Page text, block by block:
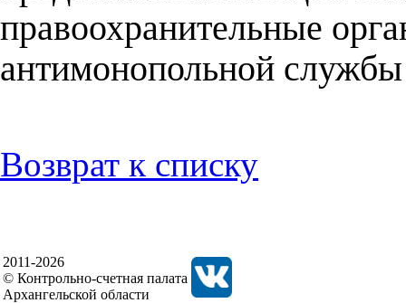
правоохранительные
антимонопольной
Возврат к списку
2011-2026
© Контрольно-счетная палата
Архангельской области